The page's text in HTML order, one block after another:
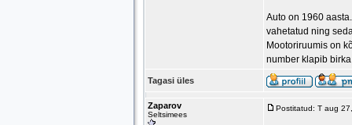
Auto on 1960
vahetatud ning
Mootoriruumis on
number klapib
Tagasi üles
Zaparov
Seltsimees
Postitatud: T aug